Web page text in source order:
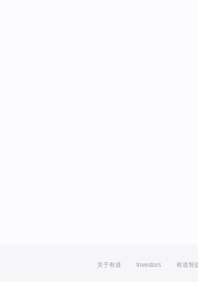
关于有道 Investors 有道智